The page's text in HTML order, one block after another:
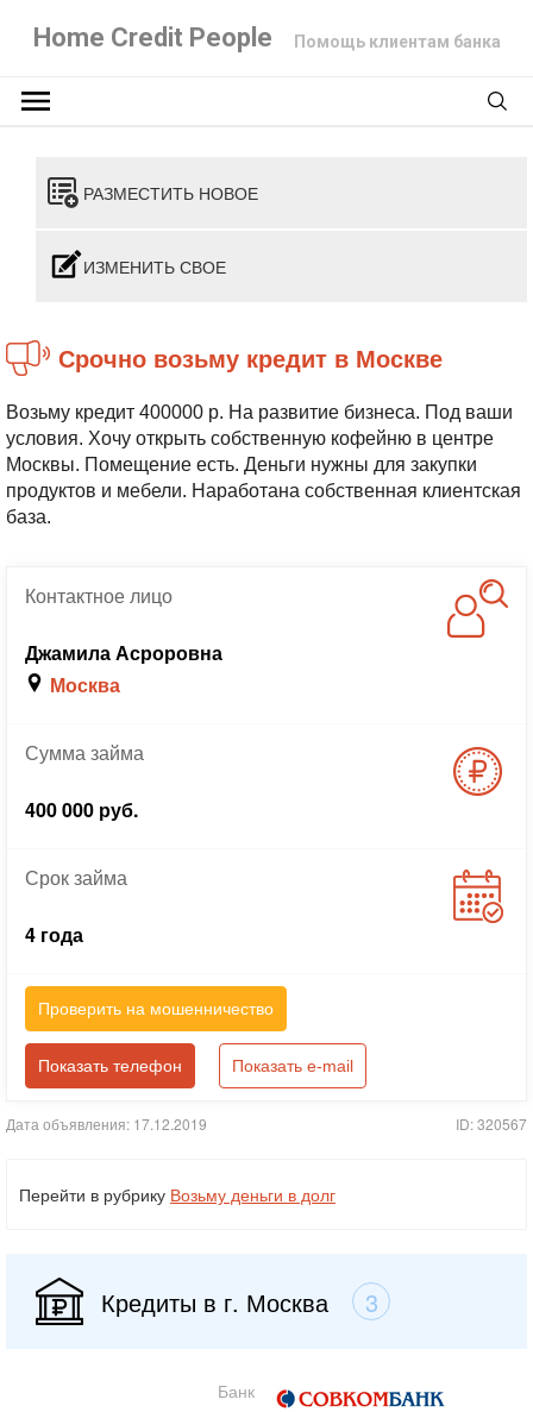
Home Credit People Помощь клиентам банка
РАЗМЕСТИТЬ НОВОЕ
ИЗМЕНИТЬ СВОЕ
Срочно возьму кредит в Москве
Возьму кредит 400000 р. На развитие бизнеса. Под ваши
условия. Хочу открыть собственную кофейню в центре
Москвы. Помещение есть. Деньги нужны для закупки
продуктов и мебели. Наработана собственная клиентская
база.
Контактноелицо
Джамила Асроровна
Москва
Суммазайма
400 000 руб.
Срокзайма
4 года
Проверить на мошенничество
Показать телефон Показать e-mail
Дата объявления: 17.12.2019 ID: 320567
Перейти в рубрику Возьму деньги в долг
Кредиты в г. Москва 3
Банк